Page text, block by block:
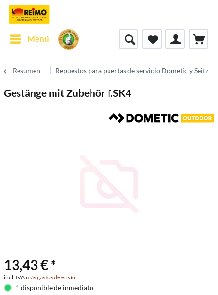
Menú
Resumen Repuestos para puertas de servicio Dometic y Seitz
Gestänge mit Zubehör f.SK4
13,43 € *
incl. IVAmás gastos de envío
1 disponible de inmediato